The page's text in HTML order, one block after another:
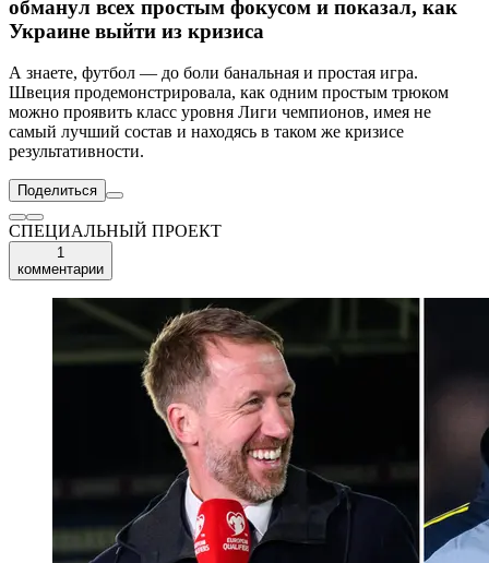
обманул всех простым фокусом и показал, как
Украине выйти из кризиса
А знаете, футбол — до боли банальная и простая игра.
Швеция продемонстрировала, как одним простым трюком
можно проявить класс уровня Лиги чемпионов, имея не
самый лучший состав и находясь в таком же кризисе
результативности.
Поделиться
СПЕЦИАЛЬНЫЙ ПРОЕКТ
1
комментарии